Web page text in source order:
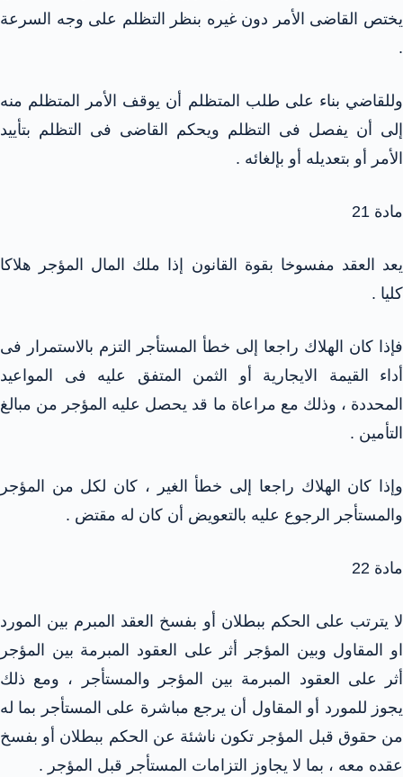
يختص القاضى الأمر دون غيره بنظر التظلم على وجه السرعة
.
وللقاضي بناء على طلب المتظلم أن يوقف الأمر المتظلم منه
إلى أن يفصل فى التظلم ويحكم القاضى فى التظلم بتأييد
الأمر أو بتعديله أو بإلغائه .
مادة 21
يعد العقد مفسوخا بقوة القانون إذا ملك المال المؤجر هلاكا
كليا .
فإذا كان الهلاك راجعا إلى خطأ المستأجر التزم بالاستمرار فى
أداء القيمة الايجارية أو الثمن المتفق عليه فى المواعيد
المحددة ، وذلك مع مراعاة ما قد يحصل عليه المؤجر من مبالغ
التأمين .
وإذا كان الهلاك راجعا إلى خطأ الغير ، كان لكل من المؤجر
والمستأجر الرجوع عليه بالتعويض أن كان له مقتض .
مادة 22
لا يترتب على الحكم ببطلان أو بفسخ العقد المبرم بين المورد
او المقاول وبين المؤجر أثر على العقود المبرمة بين المؤجر
أثر على العقود المبرمة بين المؤجر والمستأجر ، ومع ذلك
يجوز للمورد أو المقاول أن يرجع مباشرة على المستأجر بما له
من حقوق قبل المؤجر تكون ناشئة عن الحكم ببطلان أو بفسخ
عقده معه ، بما لا يجاوز التزامات المستأجر قبل المؤجر .